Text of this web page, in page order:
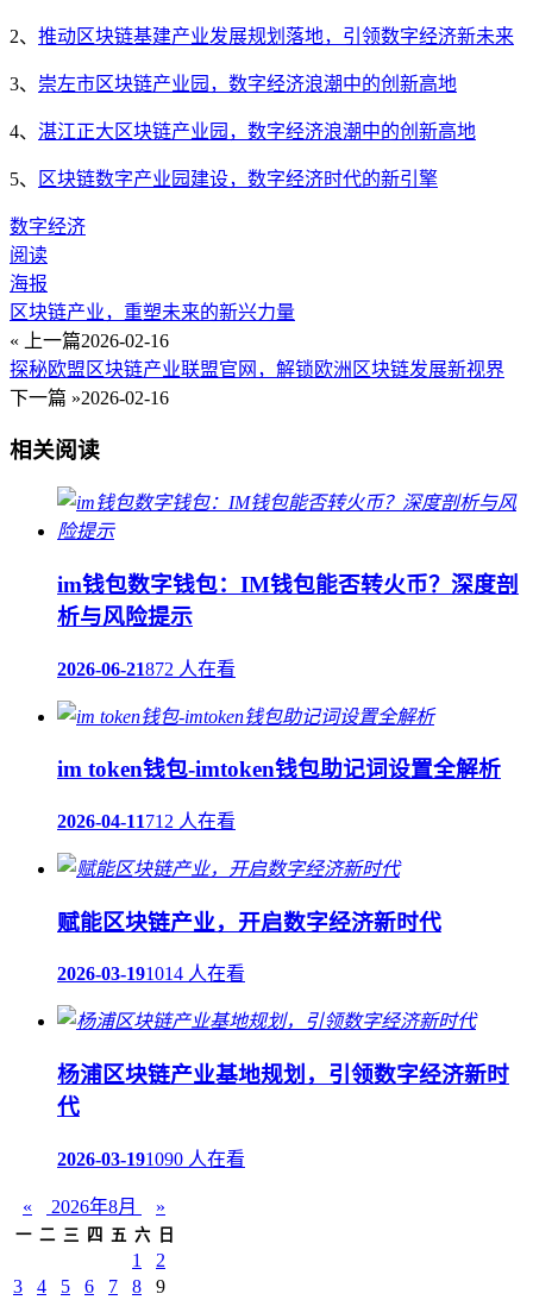
2、 推动区块链基建产业发展规划落地，引领数字经济新未来
3、 崇左市区块链产业园，数字经济浪潮中的创新高地
4、 湛江正大区块链产业园，数字经济浪潮中的创新高地
5、 区块链数字产业园建设，数字经济时代的新引擎
数字经济
阅读
海报
区块链产业，重塑未来的新兴力量
« 上一篇2026-02-16
探秘欧盟区块链产业联盟官网，解锁欧洲区块链发展新视界
下一篇 »2026-02-16
相关阅读
im钱包数字钱包：IM钱包能否转火币？深度剖
析与风险提示
2026-06-21872 人在看
im token钱包-imtoken钱包助记词设置全解析
2026-04-11712 人在看
赋能区块链产业，开启数字经济新时代
2026-03-191014 人在看
杨浦区块链产业基地规划，引领数字经济新时
代
2026-03-191090 人在看
« 2026年8月 »
一 二 三 四 五 六 日
1
2
3
4 5 6 7 8
9